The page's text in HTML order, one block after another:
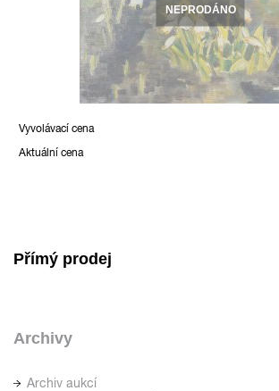
NEPRODÁNO
Vyvolávací cena
Aktuální cena
Přímý prodej
Archivy
Archiv aukcí